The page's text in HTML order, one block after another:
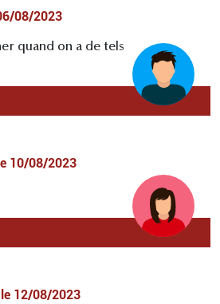
08/2023
quand on a de tels
le 10/08/2023
le 12/08/2023